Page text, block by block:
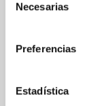
Necesarias
Preferencias
Estadística